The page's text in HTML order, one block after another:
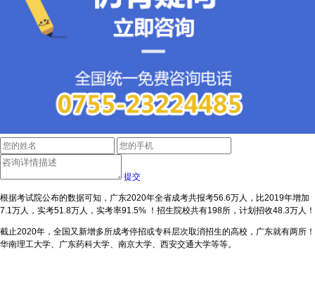
提交
根据考试院公布的数据可知，广东2020年全省成考共报考56.6万人，比2019年增加
7.1万人，实考51.8万人，实考率91.5% ！招生院校共有198所，计划招收48.3万人！
截止2020年，全国又新增多所成考停招或专科层次取消招生的高校，广东就有两所！
华南理工大学、广东药科大学、南京大学、西安交通大学等等。